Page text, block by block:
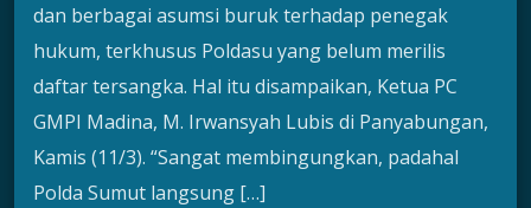
dan berbagai asumsi buruk terhadap penegak
hukum, terkhusus Poldasu yang belum merilis
daftar tersangka. Hal itu disampaikan, Ketua PC
GMPI Madina, M. Irwansyah Lubis di Panyabungan,
Kamis (11/3). “Sangat membingungkan, padahal
Polda Sumut langsung […]